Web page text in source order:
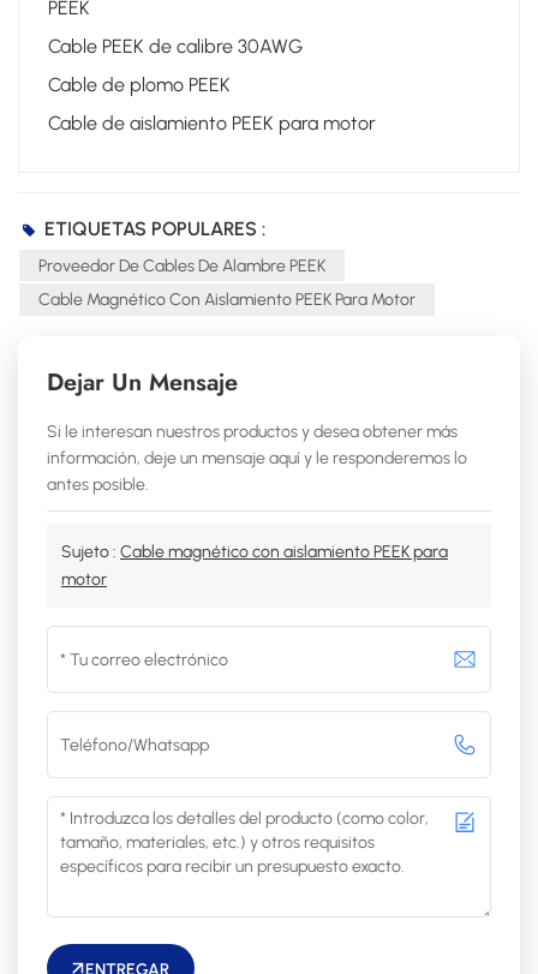
PEEK
Cable PEEK de calibre 30AWG
Cable de plomo PEEK
Cable de aislamiento PEEK para motor
ETIQUETAS POPULARES :
Proveedor De Cables De Alambre PEEK
Cable Magnético Con Aislamiento PEEK Para Motor
Dejar Un Mensaje
Si le interesan nuestros productos y desea obtener más
información, deje un mensaje aquí y le responderemos lo
antes posible.
Sujeto : Cable magnético con aislamiento PEEK para
motor